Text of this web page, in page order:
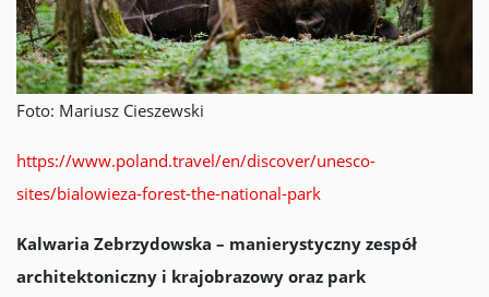
Foto: Mariusz Cieszewski
https://www.poland.travel/en/discover/unesco-
sites/bialowieza-forest-the-national-park
Kalwaria Zebrzydowska – manierystyczny zespół
architektoniczny i krajobrazowy oraz park